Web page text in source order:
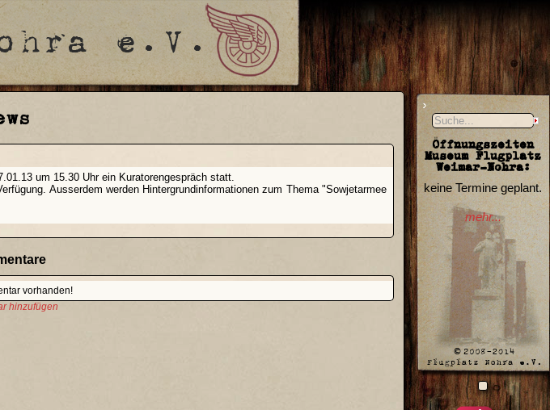
Öffnungszeiten
Museum Flugplatz
Weimar-Nohra:
keine Termine geplant.
mehr...
um 15.30 Uhr ein Kuratorengespräch statt.
Ausserdem werden Hintergrundinformationen zum Thema "Sowjetarmee
vorhanden!
hinzufügen